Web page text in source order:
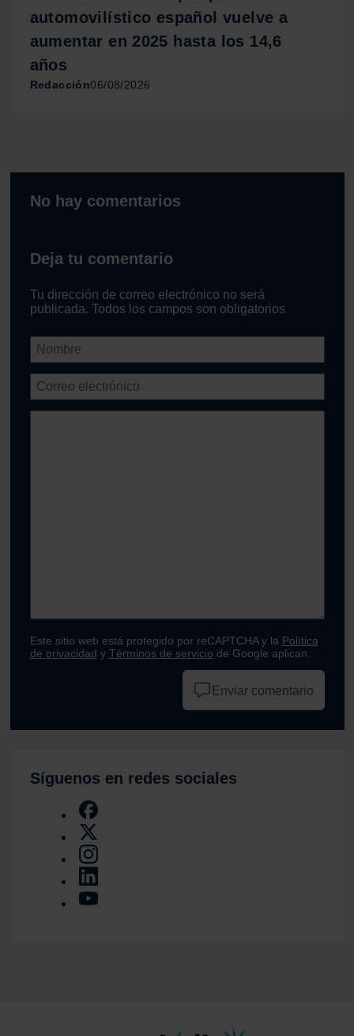
automovilístico español vuelve a
aumentar en 2025 hasta los 14,6
años
Redacción06/08/2026
No hay comentarios
Deja tu comentario
Tu dirección de correo electrónico no será
publicada. Todos los campos son obligatorios
Este sitio web está protegido por reCAPTCHA y la Política
de privacidad y Términos de servicio de Google aplican.
Enviar comentario
Síguenos en redes sociales